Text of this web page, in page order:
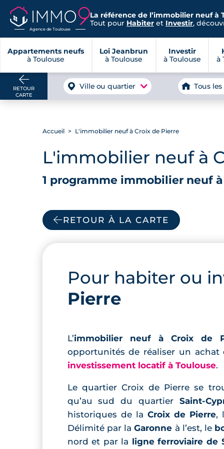
Agence de Toulouse
La référence de l’immobilier neuf à
Tout pour Habiter et Investir,
Appartements neufs
à Toulouse
Loi Jeanbrun
à Toulouse
Investir
à Toulouse
à
RETOUR
CARTE
Ville ou quartier Tous
Accueil L'immobilier neuf à Croix de Pierre
L'immobilier neuf à
1 programme immobilier neuf
RETOUR À LA CARTE
Pour habiter ou
Pierre
L’immobilier neuf à Croix de
opportunités de réaliser un
investissement locatif à Toulouse.
Le quartier Croix de Pierre se
qu’au sud du quartier Saint-
historiques de la Croix de Pierre,
Délimité par laGaronne à l’est, le
nord et par la ligne ferroviaire de